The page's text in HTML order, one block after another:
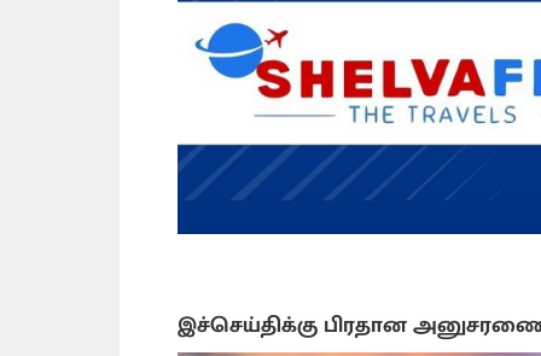
இச்செய்திக்கு பிரதான